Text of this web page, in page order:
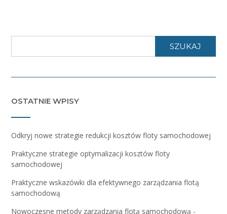
SZUKAJ
OSTATNIE WPISY
Odkryj nowe strategie redukcji kosztów floty samochodowej
Praktyczne strategie optymalizacji kosztów floty
samochodowej
Praktyczne wskazówki dla efektywnego zarządzania flotą
samochodową
Nowoczesne metody zarządzania flotą samochodową -